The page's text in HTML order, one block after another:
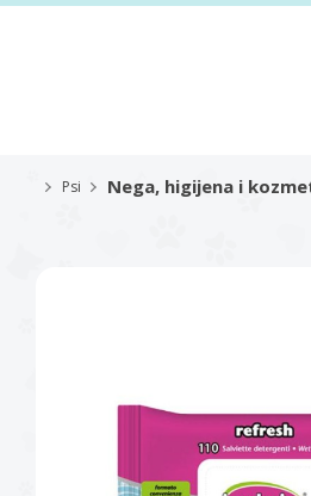
Psi Nega, higijena i